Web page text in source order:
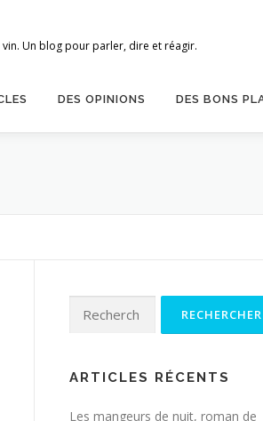
Un blog pour parler, dire et réagir.
DES OPINIONS DES BONS
ARTICLES RÉCENTS
Les mangeurs de nuit, roman de